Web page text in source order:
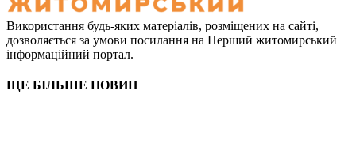
Використання будь-яких матеріалів, розміщених на сайті,
дозволяється за умови посилання на Перший житомирський
інформаційний портал.
ЩЕ БІЛЬШЕ НОВИН